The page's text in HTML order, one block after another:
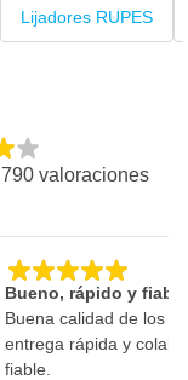
Lijadores RUPES
790 valoraciones
Bueno, rápido y fiable
Buena calidad de los
entrega rápida y
fiable.